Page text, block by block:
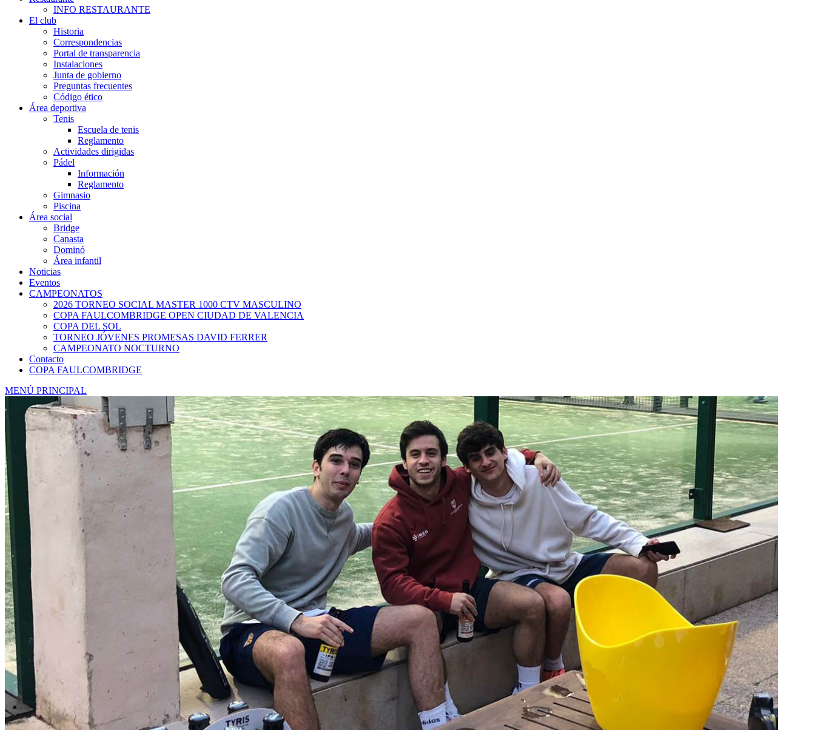
INFO RESTAURANTE
El club
Historia
Correspondencias
Portal de transparencia
Instalaciones
Junta de gobierno
Preguntas frecuentes
Código ético
Área deportiva
Tenis
Escuela de tenis
Reglamento
Actividades dirigidas
Pádel
Información
Reglamento
Gimnasio
Piscina
Área social
Bridge
Canasta
Dominó
Área infantil
Noticias
Eventos
CAMPEONATOS
2026 TORNEO SOCIAL MASTER 1000 CTV MASCULINO
COPA FAULCOMBRIDGE OPEN CIUDAD DE VALENCIA
COPA DEL SOL
TORNEO JÓVENES PROMESAS DAVID FERRER
CAMPEONATO NOCTURNO
Contacto
COPA FAULCOMBRIDGE
MENÚ PRINCIPAL